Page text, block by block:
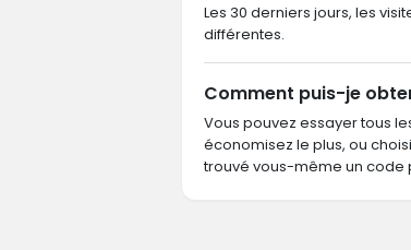
Les 30 derniers jours, les
différentes.
Comment puis-je
Vous pouvez essayer tous
économisez le plus, ou
trouvé vous-même un code